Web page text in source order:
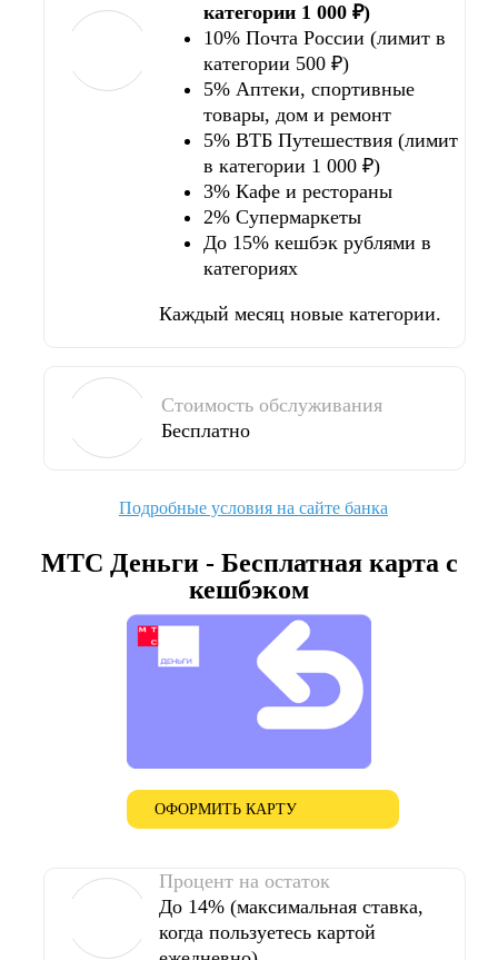
категории 1 000 ₽)
10% Почта России (лимит в
категории 500 ₽)
5% Аптеки, спортивные
товары, дом и ремонт
5% ВТБ Путешествия (лимит
в категории 1 000 ₽)
3% Кафе и рестораны
2% Супермаркеты
До 15% кешбэк рублями в
категориях
Каждый месяц новые категории.
Стоимость обслуживания
Бесплатно
Подробные условия на сайте банка
МТС Деньги - Бесплатная карта с
кешбэком
ОФОРМИТЬ КАРТУ
Процент на остаток
До 14% (максимальная ставка,
когда пользуетесь картой